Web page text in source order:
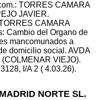
TORRES CAMARA
JAVIER.
CAMARA
Cambio del Organo de
mancomunados a
domicilio social. AVDA
VIEJO).
I/A 2 ( 4.03.26).
NORTE SL.